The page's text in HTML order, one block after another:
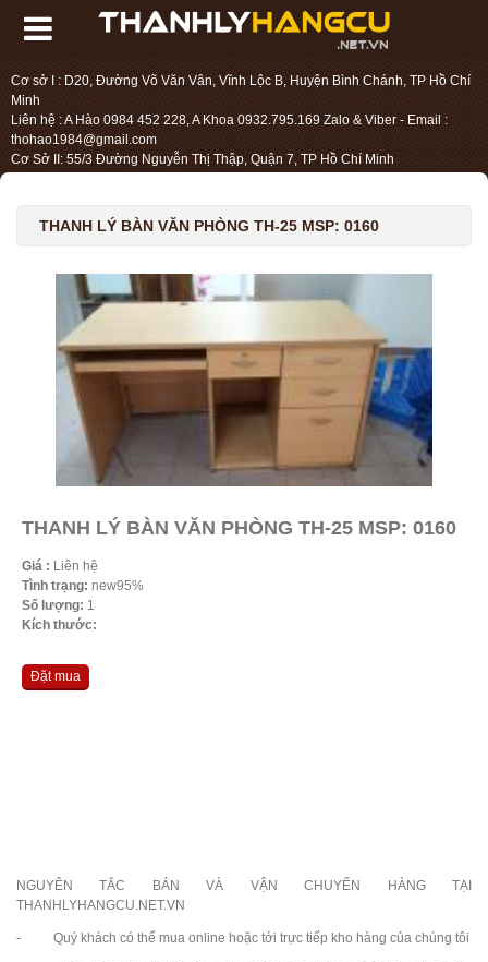
Cơ sở I : D20, Đường Võ Văn Vân, Vĩnh Lộc B, Huyện Bình Chánh, TP Hồ Chí
Minh
Liên hệ : A Hào 0984 452 228, A Khoa 0932.795.169 Zalo & Viber - Email :
thohao1984@gmail.com
Cơ Sở II: 55/3 Đường Nguyễn Thị Thập, Quận 7, TP Hồ Chí Minh
THANH LÝ BÀN VĂN PHÒNG TH-25 MSP: 0160
THANH LÝ BÀN VĂN PHÒNG TH-25 MSP: 0160
Giá : Liên hệ
Tình trạng: new95%
Số lượng: 1
Kích thước:
Đặt mua
NGUYÊN TẮC BÁN VÀ VẬN CHUYỂN HÀNG TẠI
THANHLYHANGCU.NET.VN
- Quý khách có thể mua online hoặc tới trực tiếp kho hàng của chúng tôi